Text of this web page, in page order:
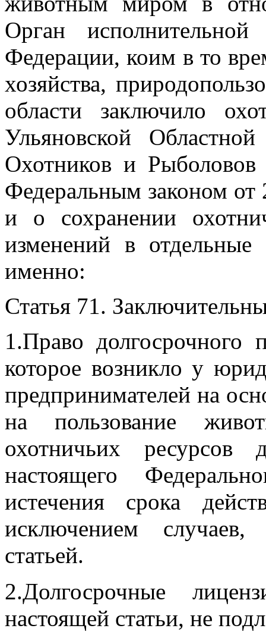
Орган
Федерации, коим в то
хозяйства,
области заключило
Ульяновской
Охотников и
Федеральным законом
и о сохранении
изменений в отдельные
именно:
Статья 71.
1.Право долгосрочного
которое возникло у
предпринимателей на
на пользование
охотничьих
настоящего
истечения срока
исключением случаев,
статьей.
2.Долгосрочные
настоящей статьи, не